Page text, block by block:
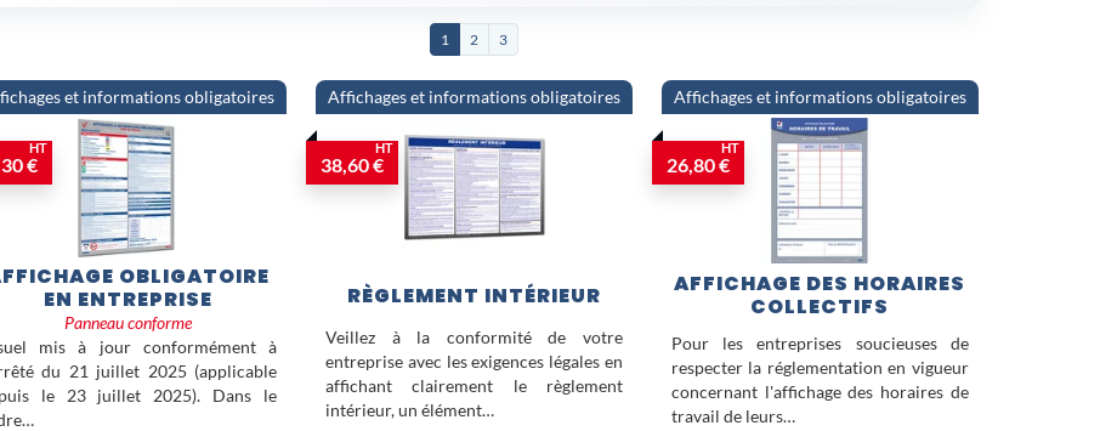
auxconsignes de sécurité
, chaque support répond à une réglementation précise. Disponibles
Des thématiques essentielles comme
alcool et drogue au travailcomplètent une signalétique complète et
conforme. Opter pour des affichages de qualité, c'est assurer un cadre de travail sécurisé et respectueux
des obligations légales en vigueur.
1 2 3
et informations obligatoires
€
HT
OBLIGATOIRE
EN ENTREPRISE
Panneau conforme
mis à jour conformément à
du 21 juillet 2025 (applicable
le 23 juillet 2025). Dans le
Affichages et informations obligatoires
38,60 €
HT
RÈGLEMENT INTÉRIEUR
Veillez à la conformité de votre
entreprise avec les exigences légales en
affichant clairement le règlement
intérieur, un élément…
Affichages et informations obligatoires
26,80 €
HT
AFFICHAGE DES HORAIRES
COLLECTIFS
Pour les entreprises soucieuses de
respecter la réglementation en vigueur
concernant l'affichage des horaires de
travail de leurs…